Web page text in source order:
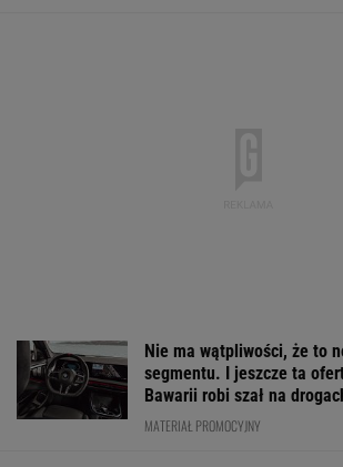
Nie ma wątpliwości, że to
segmentu. I jeszcze ta
Bawarii robi szał na
MATERIAŁ PROMOCYJNY